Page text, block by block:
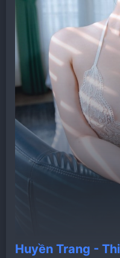
Huyền Trang -